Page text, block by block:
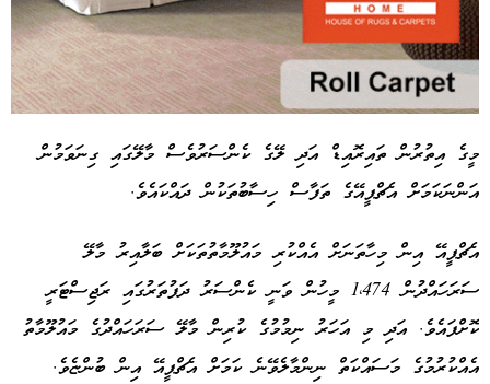
މީގެ އިތުރުން ތައިރޮއިޑް އަދި ލޭގެ ކެންސަރުވެސް މާލޭގައި ގިނަވަމުން
އަންނަކަމަށް އެޗްޕީއޭގެ ތަފާސް ހިސާބުތަކުން ދައްކައެވެ.
އެޗްޕީއޭ އިން މިހާތަނަށް އެއްކުރި މައުލޫމާތުތަކަށް ބަލާއިރު މާލޭ
ސަރަހައްދުން 1،474 މީހުން ވަނީ ކެންސަރު ދަފުތަރުގައި ރަޖިސްޓަރީ
ކޮށްފައެވެ. އަދި މި އަހަރު ނިމުމުގެ ކުރިން މާލޭ ސަރަހައްދުގެ މައުލޫމާތު
އެއްކުރުމުގެ މަސައްކަތް ނިންމާލެވޭނެ ކަމަށް އެޗްޕީއޭ އިން ބުންޏެވެ.